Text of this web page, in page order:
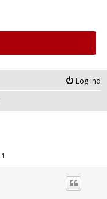
Log ind
1